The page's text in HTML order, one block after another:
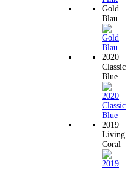
Gold
Blau
2020
Classic
Blue
2019
Living
Coral